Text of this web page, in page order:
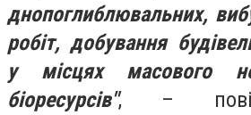
днопоглиблювальних,
робіт, добування
у місцях масового
біоресурсів", –